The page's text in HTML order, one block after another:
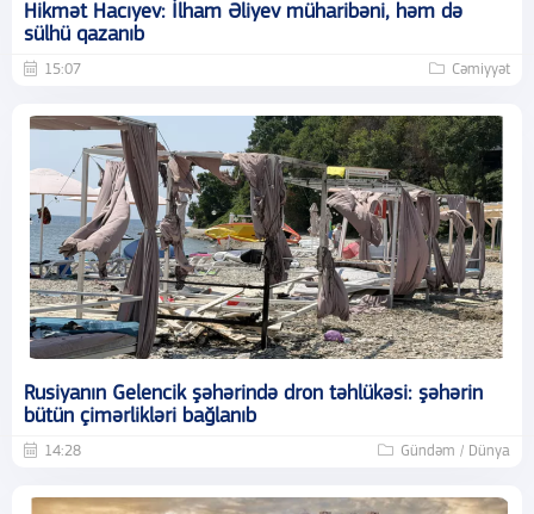
Hikmət Hacıyev: İlham Əliyev müharibəni, həm də
sülhü qazanıb
15:07 Cəmiyyət
Rusiyanın Gelencik şəhərində dron təhlükəsi: şəhərin
bütün çimərlikləri bağlanıb
14:28 Gündəm / Dünya